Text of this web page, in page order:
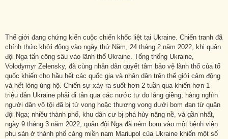
Thế giới đang chứng kiến cuộc chiến khốc liệt tại Ukraine. Chiến tranh đã
chính thức khởi động vào ngày thứ Năm, 24 tháng 2 năm 2022, khi quân
đội Nga tấn công sâu vào lãnh thổ Ukraine. Tổng thống Ukraine,
Volodymyr Zelensky, đã cùng nhân dân quyết tâm bảo vệ lãnh thổ của tổ
quốc khiến cho hầu hết các quốc gia và nhân dân trên thế giới cảm động
và hết lòng ủng hộ. Chiến sự xảy ra suốt hơn 2 tuần qua khiến hơn 1
triệu dân Ukraine phải di tản qua các nước tự do láng giềng; hàng nghìn
người dân vô tội đã bị tử vong hoặc thương vong dưới bom đạn từ quân
đội Nga; nhiều thành phố, khu dân cư bị phá hủy nặng nề, và gần nhất,
ngày 9 tháng 3 năm 2022, quân đội Nga đã ném bom vào một bệnh viện
phụ sản ở thành phố cảng miền nam Mariupol của Ukraine khiến một số